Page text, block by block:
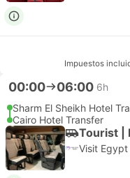
Impuestos
00:00 06:00 6h
Sharm El Sheikh Hotel
Cairo Hotel Transfer
Tourist |
Visit Egypt